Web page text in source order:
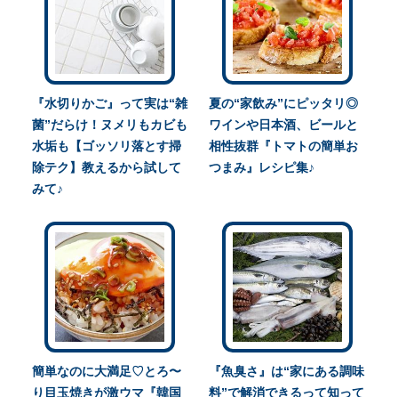
『水切りかご』って実は“雑
菌”だらけ！ヌメリもカビも
水垢も【ゴッソリ落とす掃
除テク】教えるから試して
みて♪
夏の“家飲み”にピッタリ◎
ワインや日本酒、ビールと
相性抜群『トマトの簡単お
つまみ』レシピ集♪
簡単なのに大満足♡とろ〜
り目玉焼きが激ウマ『韓国
『魚臭さ』は“家にある調味
料”で解消できるって知って